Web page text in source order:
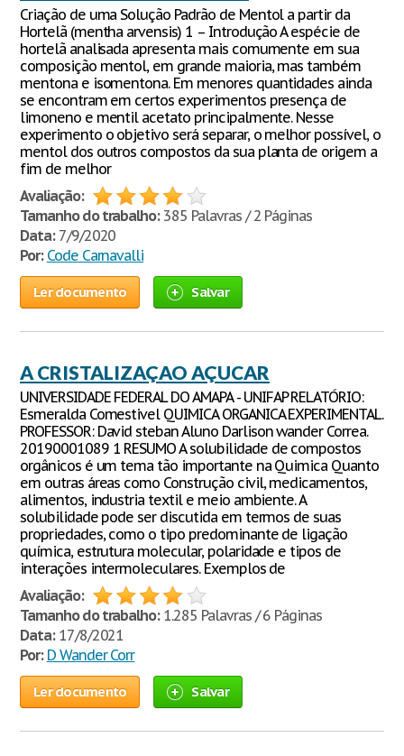
Criação de uma Solução Padrão de Mentol a partir da
Hortelã (mentha arvensis) 1 – Introdução A espécie de
hortelã analisada apresenta mais comumente em sua
composição mentol, em grande maioria, mas também
mentona e isomentona. Em menores quantidades ainda
se encontram em certos experimentos presença de
limoneno e mentil acetato principalmente. Nesse
experimento o objetivo será separar, o melhor possível, o
mentol dos outros compostos da sua planta de origem a
fim de melhor
Avaliação:
Tamanho do trabalho:385 Palavras / 2 Páginas
Data:7/9/2020
Por: Code Carnavalli
Ler documento Salvar
A CRISTALIZAÇAO AÇUCAR
UNIVERSIDADE FEDERAL DO AMAPA - UNIFAP RELATÓRIO:
Esmeralda Comestivel QUIMICA ORGANICA EXPERIMENTAL.
PROFESSOR: David steban Aluno Darlison wander Correa.
20190001089 1 RESUMO A solubilidade de compostos
orgânicos é um tema tão importante na Quimica Quanto
em outras áreas como Construção civil, medicamentos,
alimentos, industria textil e meio ambiente. A
solubilidade pode ser discutida em termos de suas
propriedades, como o tipo predominante de ligação
química, estrutura molecular, polaridade e tipos de
interações intermoleculares. Exemplos de
Avaliação:
Tamanho do trabalho:1.285 Palavras / 6 Páginas
Data:17/8/2021
Por: D Wander Corr
Ler documento Salvar